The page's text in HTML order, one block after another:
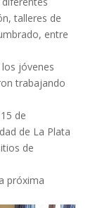
talleres de
entre
jóvenes
trabajando
de
de La Plata
de
próxima